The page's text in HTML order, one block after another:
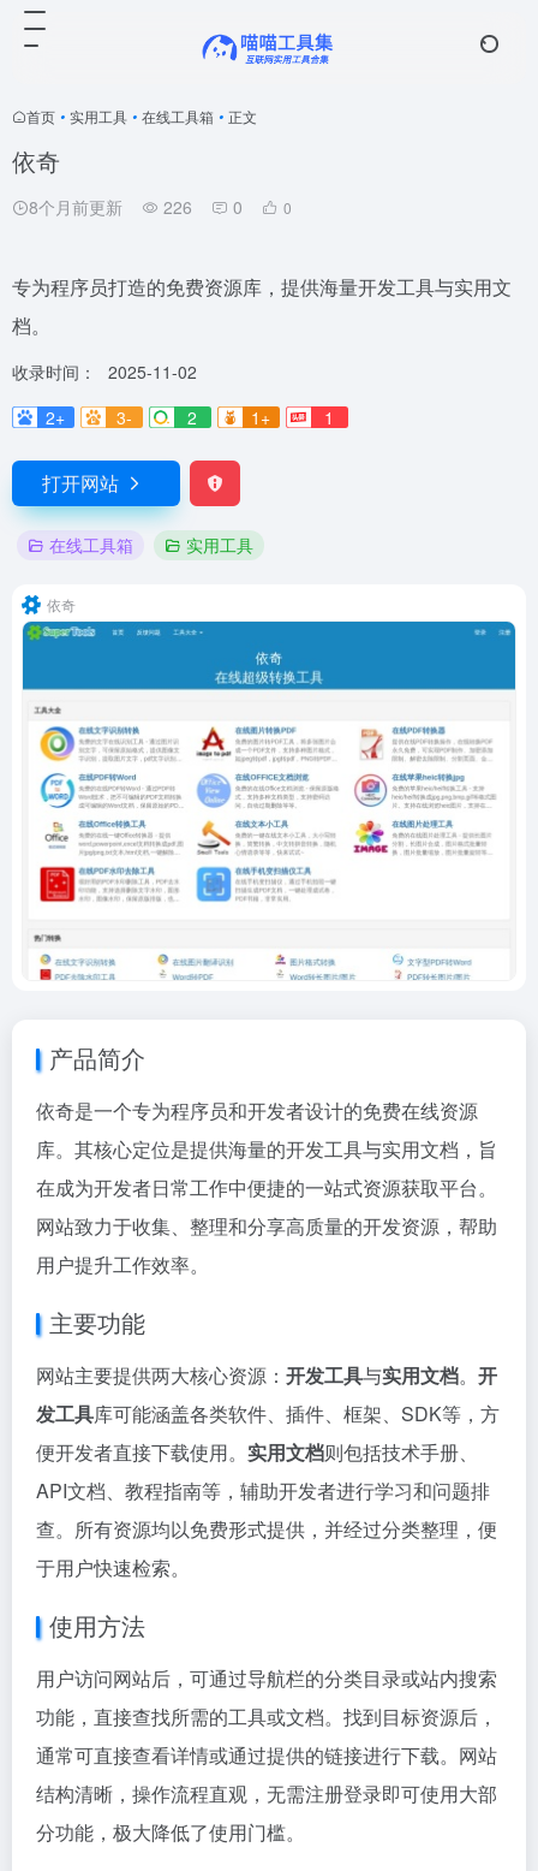
首页 • 实用工具 • 在线工具箱 • 正文
依奇
8个月前更新 226 0 0
专为程序员打造的免费资源库，提供海量开发工具与实用文
档。
收录时间：
2025-11-02
2+
3- 2 1+ 1
打开网站
在线工具箱 实用工具
依奇
产品简介
依奇是一个专为程序员和开发者设计的免费在线资源
库。其核心定位是提供海量的开发工具与实用文档，旨
在成为开发者日常工作中便捷的一站式资源获取平台。
网站致力于收集、整理和分享高质量的开发资源，帮助
用户提升工作效率。
主要功能
网站主要提供两大核心资源： 开发工具与实用文档。 开
发工具库可能涵盖各类软件、插件、框架、SDK等，方
便开发者直接下载使用。 实用文档则包括技术手册、
API文档、教程指南等，辅助开发者进行学习和问题排
查。所有资源均以免费形式提供，并经过分类整理，便
于用户快速检索。
使用方法
用户访问网站后，可通过导航栏的分类目录或站内搜索
功能，直接查找所需的工具或文档。找到目标资源后，
通常可直接查看详情或通过提供的链接进行下载。网站
结构清晰，操作流程直观，无需注册登录即可使用大部
分功能，极大降低了使用门槛。